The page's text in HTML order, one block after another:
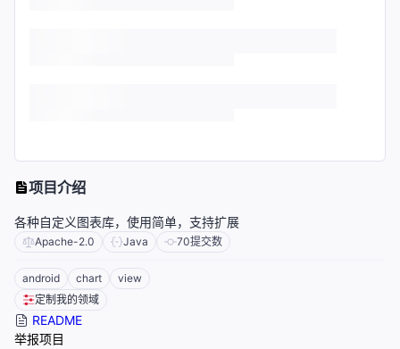
项目介绍
各种自定义图表库，使用简单，支持扩展
Apache-2.0 Java 70提交数
android chart
view
定制我的领域
README
举报项目